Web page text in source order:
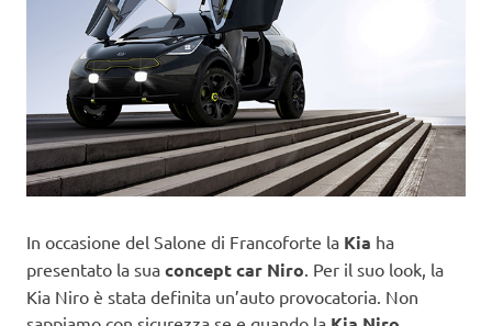
In occasione del Salone di Francoforte la Kia ha
presentato la sua concept car Niro. Per il suo look, la
Kia Niro è stata definita un’auto provocatoria. Non